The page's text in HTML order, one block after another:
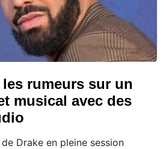
les rumeurs sur un
musical avec des
Drake en pleine session